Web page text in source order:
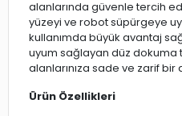
alanlarında güvenle tercih
yüzeyi ve robot süpürgeye
kullanımda büyük avantaj
uyum sağlayan düz dokuma
alanlarınıza sade ve zarif bir
Ürün Özellikleri